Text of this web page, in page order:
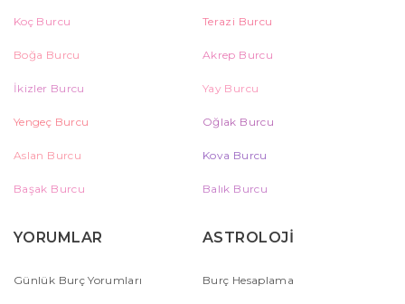
Koç Burcu Terazi Burcu
Boğa Burcu Akrep Burcu
İkizler Burcu Yay Burcu
Yengeç Burcu Oğlak Burcu
Aslan Burcu Kova Burcu
Başak Burcu Balık Burcu
YORUMLAR
Günlük Burç Yorumları
ASTROLOJİ
Burç Hesaplama